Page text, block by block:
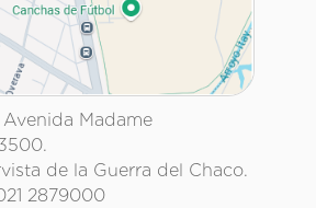
Avenida Madame
de la Guerra del Chaco.
2879000